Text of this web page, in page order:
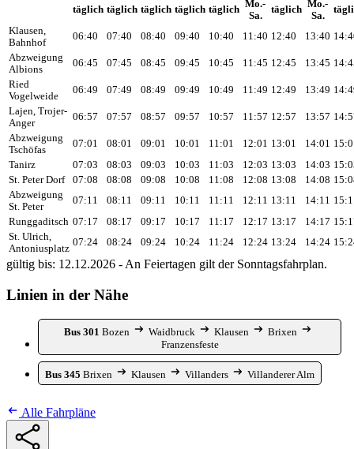
täglich täglich täglich täglich täglich Mo.-
Sa.
täglich Mo.-
Sa.
Klausen,
Bahnhof
06:40 07:40 08:40 09:40 10:40 11:40 12:40 13:40
Abzweigung
Albions
06:45 07:45 08:45 09:45 10:45 11:45 12:45 13:45
Ried
Vogelweide
06:49 07:49 08:49 09:49 10:49 11:49 12:49 13:49
Lajen, Trojer-
Anger
06:57 07:57 08:57 09:57 10:57 11:57 12:57 13:57
Abzweigung
Tschöfas
07:01 08:01 09:01 10:01 11:01 12:01 13:01 14:01
Tanirz
07:03 08:03 09:03 10:03 11:03 12:03 13:03 14:03
St. Peter Dorf
07:08 08:08 09:08 10:08 11:08 12:08 13:08 14:08
Abzweigung
St. Peter
07:11 08:11 09:11 10:11 11:11 12:11 13:11 14:11
Runggaditsch 07:17 08:17 09:17 10:17 11:17 12:17 13:17 14:17
St. Ulrich,
Antoniusplatz
07:24 08:24 09:24 10:24 11:24 12:24 13:24 14:24
gültig bis: 12.12.2026 - An Feiertagen gilt der Sonntagsfahrplan.
Linien in der Nähe
Bus 301 Bozen Waidbruck Klausen
Brixen
Franzensfeste
Bus 345 Brixen Klausen Villanders Villanderer Alm
Alle Fahrpläne